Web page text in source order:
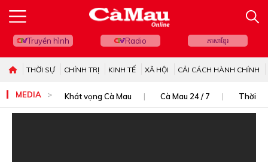
Truyền hình Radio ភាសាខ្មែរ
THỜI SỰ CHÍNH TRỊ KINH TẾ XÃ HỘI CẢI CÁCH HÀNH CHÍNH
MEDIA Khát vọng Cà Mau Cà Mau 24 / 7 Thời sự